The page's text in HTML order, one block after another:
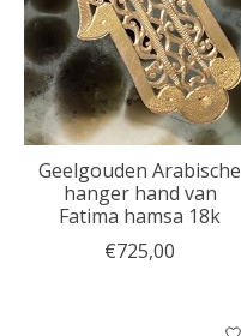
Geelgouden Arabische
hanger hand van
Fatima hamsa 18k
€725,00